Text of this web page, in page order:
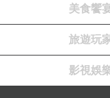
美食饗
旅遊玩
影視娛